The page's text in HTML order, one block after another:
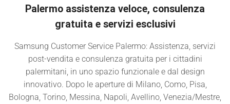
Palermo assistenza veloce, consulenza
gratuita e servizi esclusivi
Samsung Customer Service Palermo: Assistenza, servizi
post-vendita e consulenza gratuita per i cittadini
palermitani, in uno spazio funzionale e dal design
innovativo. Dopo le aperture di Milano, Como, Pisa,
Bologna, Torino, Messina, Napoli, Avellino, Venezia/Mestre,